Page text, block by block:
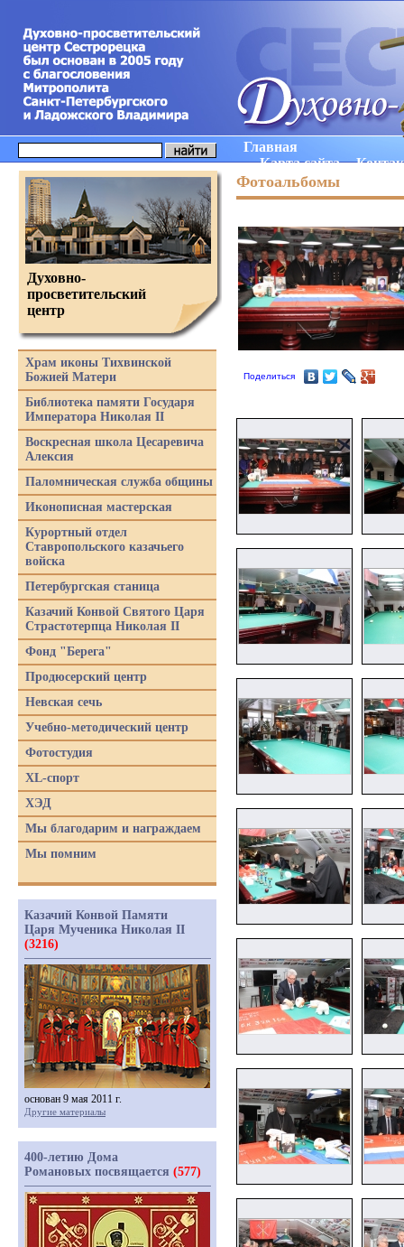
Главная
Карта сайта
Фотоальбомы
Поделиться
Духовно-
просветительский
центр
Храм иконы Тихвинской
Божией Матери
Библиотека памяти Государя
Императора Николая II
Воскресная школа Цесаревича
Алексия
Паломническая служба общины
Иконописная мастерская
Курортный отдел
Ставропольского казачьего
войска
Петербургская станица
Казачий Конвой Святого Царя
Страстотерпца Николая II
Фонд "Берега"
Продюсерский центр
Невская сечь
Учебно-методический центр
Фотостудия
XL-спорт
ХЭД
Мы благодарим и награждаем
Мы помним
Казачий Конвой Памяти
Царя Мученика Николая II
(3216)
основан 9 мая 2011 г.
Другие материалы
400-летию Дома
Романовых посвящается (577)